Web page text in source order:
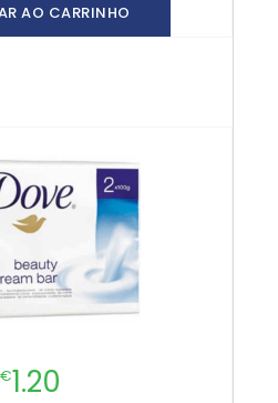
AO CARRINHO
€1.20